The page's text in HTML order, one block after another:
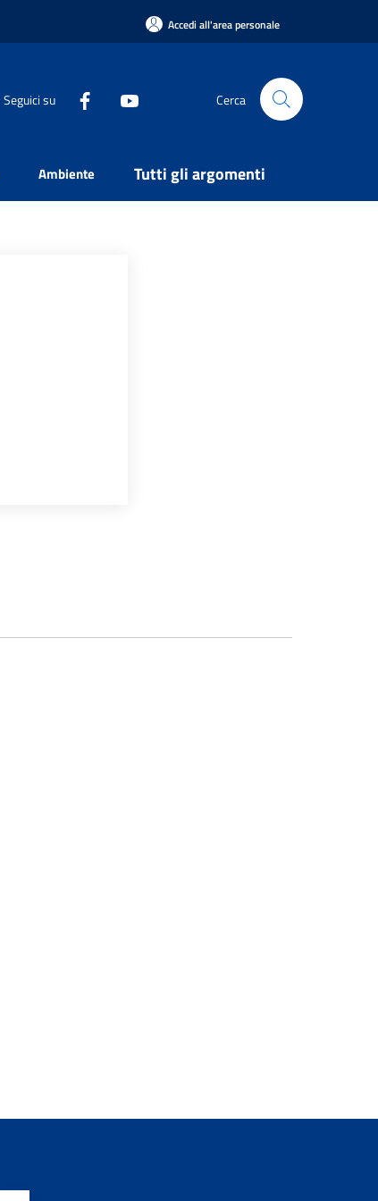
Accedi all'area personale
Seguici su Cerca
Ambiente Tutti gli argomenti